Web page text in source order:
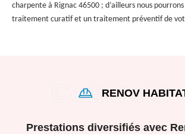
charpente à Rignac 46500 ; d’ailleurs nous
traitement curatif et un traitement préventif de
RENOV
Prestations diversifiés avec